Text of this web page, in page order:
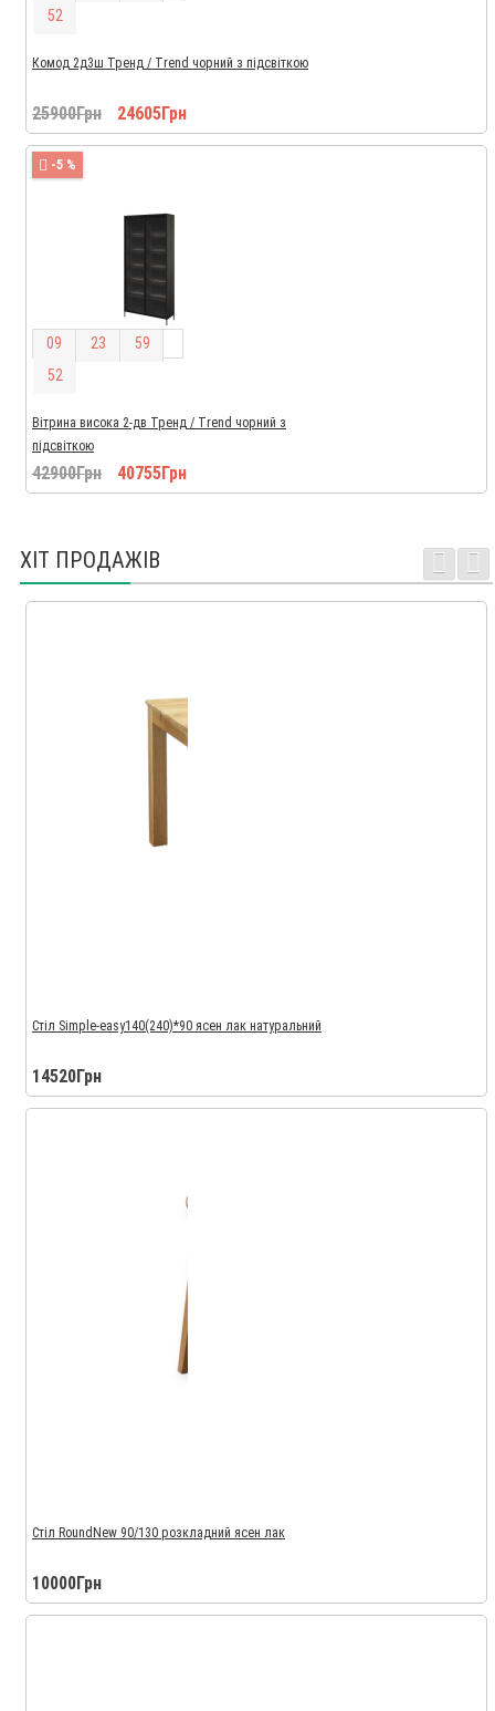
51
Комод 2д3ш Тренд / Trend чорний з підсвіткою
25900Грн 24605Грн
-5 %
09 23 59
51
Вітрина висока 2-дв Тренд / Trend чорний з
підсвіткою
42900Грн 40755Грн
ХІТ ПРОДАЖІВ
Стіл Simple-easy140(240)*90 ясен лак натуральний
14520Грн
Стіл RoundNew 90/130 розкладний ясен лак
10000Грн